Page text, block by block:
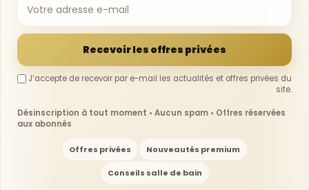
Recevoir les offres privées
J’accepte de recevoir par e-mail les actualités et offres privées du
site.
Désinscription à tout moment • Aucun spam • Offres réservées
aux abonnés
Offres privées Nouveautés premium
Conseils salle de bain